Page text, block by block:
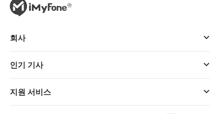
회사
인기 기사
지원 서비스